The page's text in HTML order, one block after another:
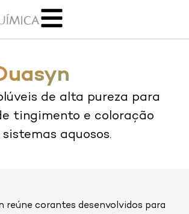
de alta pureza para
tingimento e coloração
aquosos.
reúne corantes desenvolvidos para